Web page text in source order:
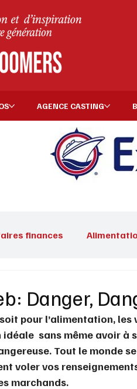
AGENCE CASTING
finances
Beauté Mode Maison
Danger,
pour l’alimentation, les
sans même avoir à
Tout le monde
voler vos
marchands.